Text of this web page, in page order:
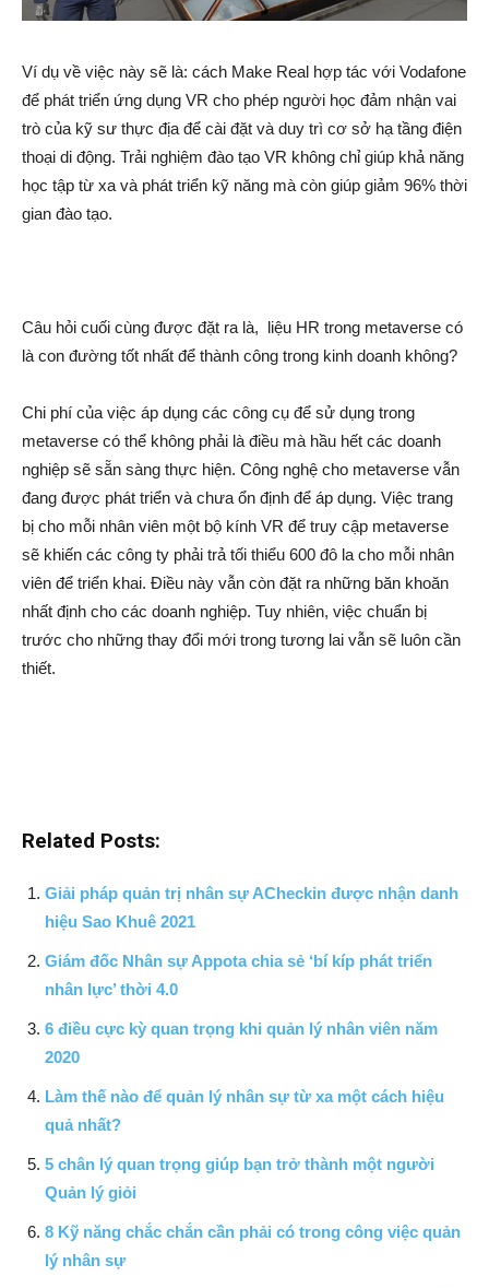
Ví dụ về việc này sẽ là: cách Make Real hợp tác với Vodafone
để phát triển ứng dụng VR cho phép người học đảm nhận vai
trò của kỹ sư thực địa để cài đặt và duy trì cơ sở hạ tầng điện
thoại di động. Trải nghiệm đào tạo VR không chỉ giúp khả năng
học tập từ xa và phát triển kỹ năng mà còn giúp giảm 96% thời
gian đào tạo.
Câu hỏi cuối cùng được đặt ra là, liệu HR trong metaverse có
là con đường tốt nhất để thành công trong kinh doanh không?
Chi phí của việc áp dụng các công cụ để sử dụng trong
metaverse có thể không phải là điều mà hầu hết các doanh
nghiệp sẽ sẵn sàng thực hiện. Công nghệ cho metaverse vẫn
đang được phát triển và chưa ổn định để áp dụng. Việc trang
bị cho mỗi nhân viên một bộ kính VR để truy cập metaverse
sẽ khiến các công ty phải trả tối thiểu 600 đô la cho mỗi nhân
viên để triển khai. Điều này vẫn còn đặt ra những băn khoăn
nhất định cho các doanh nghiệp. Tuy nhiên, việc chuẩn bị
trước cho những thay đổi mới trong tương lai vẫn sẽ luôn cần
thiết.
Related Posts:
Giải pháp quản trị nhân sự ACheckin được nhận danh
hiệu Sao Khuê 2021
Giám đốc Nhân sự Appota chia sẻ ‘bí kíp phát triển
nhân lực’ thời 4.0
6 điều cực kỳ quan trọng khi quản lý nhân viên năm
2020
Làm thế nào để quản lý nhân sự từ xa một cách hiệu
quả nhất?
5 chân lý quan trọng giúp bạn trở thành một người
Quản lý giỏi
8 Kỹ năng chắc chắn cần phải có trong công việc quản
lý nhân sự